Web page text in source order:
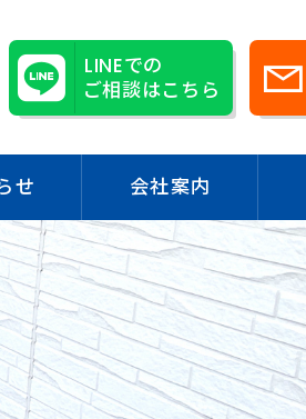
LINEでの
ご相談はこちら
せ 会社案内